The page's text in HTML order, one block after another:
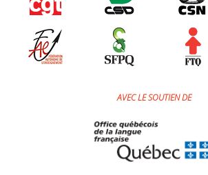
AVEC LE SOUTIEN DE